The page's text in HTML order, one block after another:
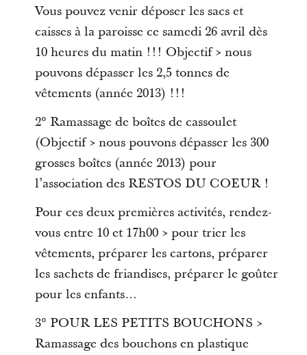
Vous pouvez venir déposer les sacs et
caisses à la paroisse ce samedi 26 avril dès
10 heures du matin !!! Objectif > nous
pouvons dépasser les 2,5 tonnes de
vêtements (année 2013) !!!
2° Ramassage de boîtes de cassoulet
(Objectif > nous pouvons dépasser les 300
grosses boîtes (année 2013) pour
l’association des RESTOS DU COEUR !
Pour ces deux premières activités, rendez-
vous entre 10 et 17h00 > pour trier les
vêtements, préparer les cartons, préparer
les sachets de friandises, préparer le goûter
pour les enfants…
3° POUR LES PETITS BOUCHONS >
Ramassage des bouchons en plastique